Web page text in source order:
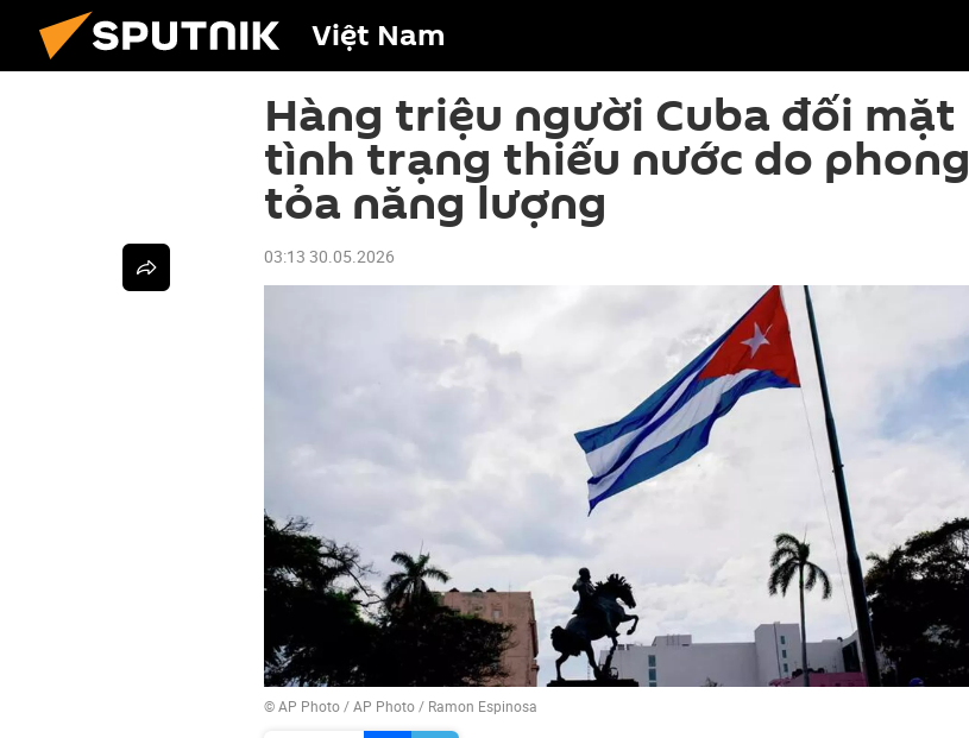
Việt Nam
Hàng triệu người Cuba đối mặt
tình trạng thiếu nước do phong
tỏa năng lượng
03:13 30.05.2026
© AP Photo / AP Photo / Ramon Espinosa